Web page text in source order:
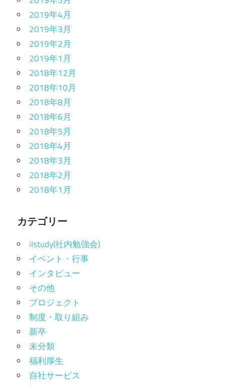
2019年4月
2019年3月
2019年2月
2019年1月
2018年12月
2018年10月
2018年8月
2018年6月
2018年5月
2018年4月
2018年3月
2018年2月
2018年1月
カテゴリー
ilstudy(社内勉強会)
イベント・行事
インタビュー
その他
プロジェクト
制度・取り組み
新卒
未分類
福利厚生
自社サービス